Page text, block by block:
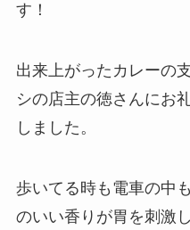
す！
出来上がったカレーの
シの店主の徳さんにお
しました。
歩いてる時も電車の中
のいい香りが胃を刺激